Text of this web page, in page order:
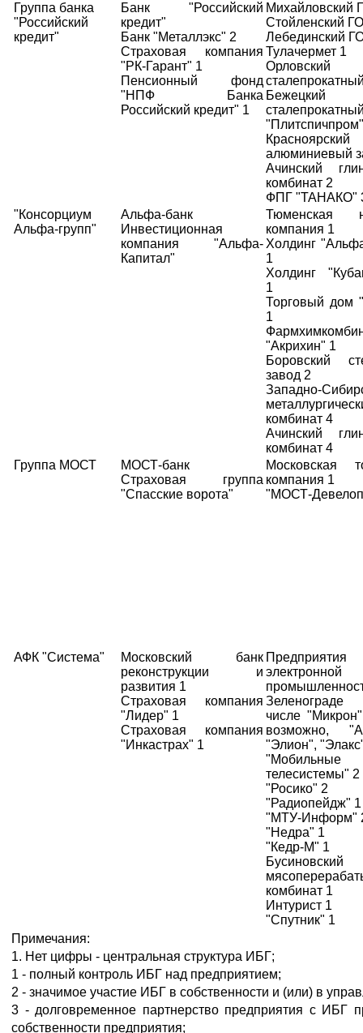
Группа банка
"Российский
кредит"
Банк "Российский
кредит"
Банк "Металлэкс" 2
Страховая компания
"РК-Гарант" 1
Пенсионный фонд
"НПФ Банка
Российский кредит" 1
Михайловский
Стойленский
Лебединский
Тулачермет 1
Орловский
Бежецкий
Красноярский
алюминиевый
Ачинский
комбинат 2
ФПГ "ТАНАКО"
"Консорциум
Альфа-групп"
Альфа-банк
Инвестиционная
компания "Альфа-
Капитал"
Тюменская
компания 1
Холдинг
1
Холдинг
1
Торговый дом
1
"Акрихин" 1
Боровский
завод 2
Западно-
комбинат 4
Ачинский
комбинат 4
Группа МОСТ
МОСТ-банк
Страховая группа
"Спасские ворота"
Московская
компания 1
"МОСТ-
АФК "Система"
Московский банк
реконструкции и
развития 1
Страховая компания
"Лидер" 1
Страховая компания
"Инкастрах" 1
Предприятия
электронной
числе
возможно,
"Элион",
"Мобильные
телесистемы" 2
"Росико" 2
"Радиопейдж" 1
"МТУ-Информ"
"Недра" 1
"Кедр-М" 1
Бусиновский
комбинат 1
Интурист 1
"Спутник" 1
Примечания:
1. Нет цифры - центральная структура ИБГ;
1 - полный контроль ИБГ над предприятием;
2 - значимое участие ИБГ в собственности и (или) в
3 - долговременное партнерство предприятия с ИБГ
собственности предприятия;